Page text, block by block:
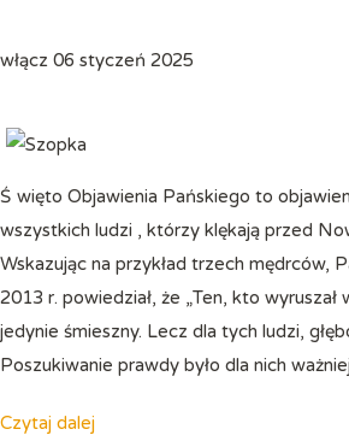
włącz 06 styczeń 2025
Święto Objawienia Pańskiego to objawienie Boga Wcielonego całemu światu, a pokłon Mędrców ze Wschodu symbolizuje
wszystkich ludzi , którzy klękają przed
Wskazując na przykład trzech mędrców,
2013 r. powiedział, że „Ten, kto
jedynie śmieszny. Lecz dla tych ludzi,
Poszukiwanie prawdy było dla nich
Czytaj dalej